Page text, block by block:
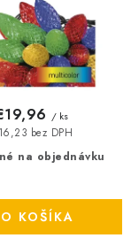
na objednávku
bez DPH
/ ks
KOŠÍKA